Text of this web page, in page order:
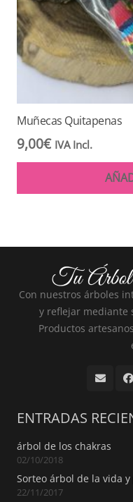
Muñecas Quitapenas
9,00€ IVA Incl.
Con nuestros árboles
y reflejar mediante
Productos
ENTRADAS
árbol de los chakras
02/10/2018
Sorteo árbol de la vida
22/11/2017